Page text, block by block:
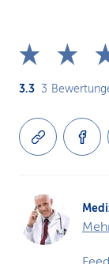
3.3 3